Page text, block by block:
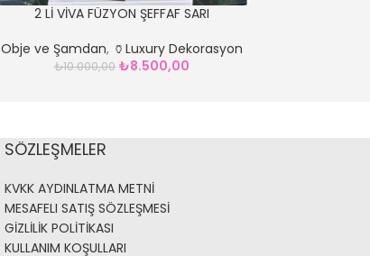
2 Lİ VİVA FÜZYON ŞEFFAF SARI
Obje ve Şamdan, 🏺Luxury Dekorasyon
₺10.000,00 ₺8.500,00
SÖZLEŞMELER
KVKK AYDINLATMA METNİ
MESAFELI SATIŞ SÖZLEŞMESİ
GİZLİLİK POLİTİKASI
KULLANIM KOŞULLARI